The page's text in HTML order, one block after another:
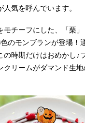
気を呼んでいます。
モチーフにした、「栗
のモンブランが登場！
の時期だけはおめかし♪
クリームがダマンド生